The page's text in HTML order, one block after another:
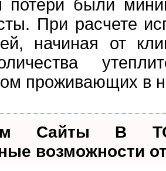
потери были
При расчете
начиная от
проживающих в
Сайты В
возможности